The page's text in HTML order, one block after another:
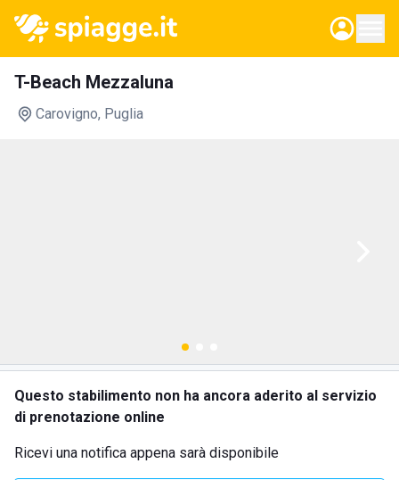
T-Beach Mezzaluna
Carovigno, Puglia
Questo stabilimento non ha ancora aderito al servizio
di prenotazione online
Ricevi una notifica appena sarà disponibile